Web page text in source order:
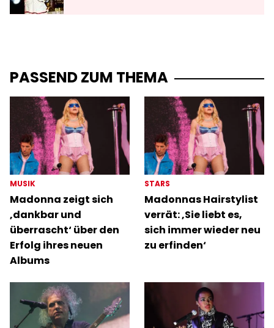
PASSEND ZUM THEMA
MUSIK
Madonna zeigt sich
‚dankbar und
überrascht‘ über den
Erfolg ihres neuen
Albums
STARS
Madonnas Hairstylist
verrät: ‚Sie liebt es,
sich immer wieder neu
zu erfinden‘